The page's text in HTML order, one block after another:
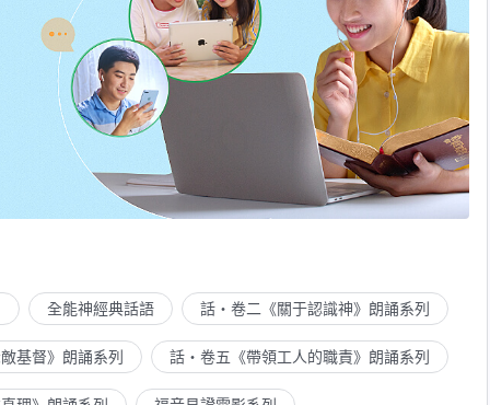
全能神經典話語 話・卷二《關于認識神》朗誦系列
基督》朗誦系列 話・卷五《帶領工人的職責》朗誦系列